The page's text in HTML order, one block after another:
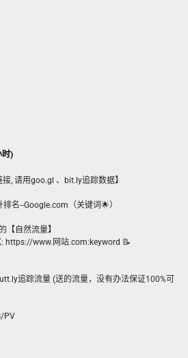
时)
, 请用goo.gl 、bit.ly追踪数据】
名--Google.com（关键词🌟）
【自然流量】
https://www.网站.com:keyword 📝
追踪流量 (送的流量，没有办法保证100%可
PV